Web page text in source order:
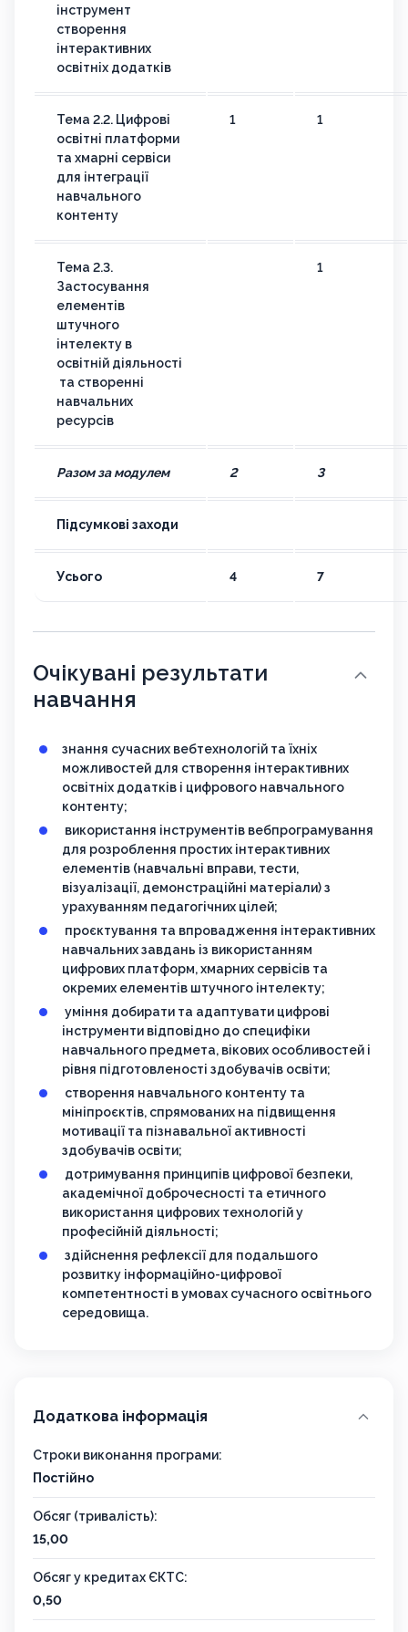
інструмент
створення
інтерактивних
освітніх додатків
Тема 2.2. Цифрові
освітні платформи
та хмарні сервіси
для інтеграції
навчального
контенту
1 1
Тема 2.3.
Застосування
елементів
штучного
інтелекту в
освітній діяльності
та створенні
навчальних
ресурсів
1
Разом за модулем 2 3
Підсумкові заходи
Усього 4 7
Очікувані результати
навчання
знання сучасних вебтехнологій та їхніх
можливостей для створення інтерактивних
освітніх додатків і цифрового навчального
контенту;
використання інструментів вебпрограмування
для розроблення простих інтерактивних
елементів (навчальні вправи, тести,
візуалізації, демонстраційні матеріали) з
урахуванням педагогічних цілей;
проєктування та впровадження інтерактивних
навчальних завдань із використанням
цифрових платформ, хмарних сервісів та
окремих елементів штучного інтелекту;
уміння добирати та адаптувати цифрові
інструменти відповідно до специфіки
навчального предмета, вікових особливостей і
рівня підготовленості здобувачів освіти;
створення навчального контенту та
мініпроєктів, спрямованих на підвищення
мотивації та пізнавальної активності
здобувачів освіти;
дотримування принципів цифрової безпеки,
академічної доброчесності та етичного
використання цифрових технологій у
професійній діяльності;
здійснення рефлексії для подальшого
розвитку інформаційно-цифрової
компетентності в умовах сучасного освітнього
середовища.
Додаткова інформація
Строки виконання програми:
Постійно
Обсяг (тривалість):
15,00
Обсяг у кредитах ЄКТС:
0,50